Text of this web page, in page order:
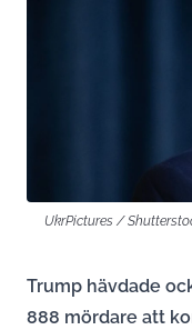
UkrPictures /
Trump hävdade
888 mördare att